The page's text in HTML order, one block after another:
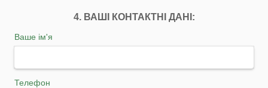
4. ВАШІ КОНТАКТНІ ДАНІ:
Ваше ім'я
Телефон